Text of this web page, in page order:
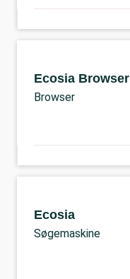
Ecosia Browser
Browser
Ecosia
Søgemaskine